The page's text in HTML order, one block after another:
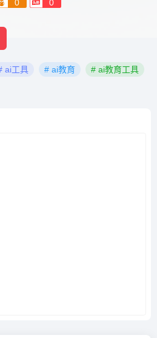
0 0
ai工具 # ai教育
# ai教育工具